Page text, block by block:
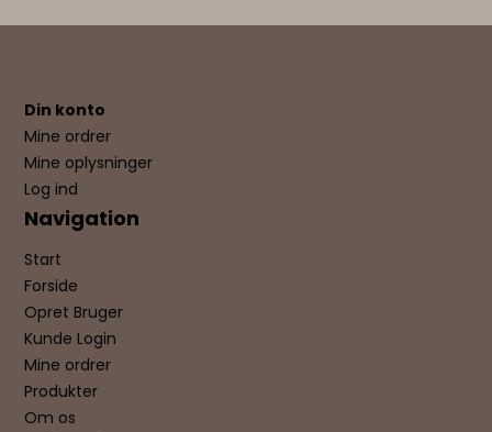
Din konto
Mine ordrer
Mine oplysninger
Log ind
Navigation
Start
Forside
Opret Bruger
Kunde Login
Mine ordrer
Produkter
Om os